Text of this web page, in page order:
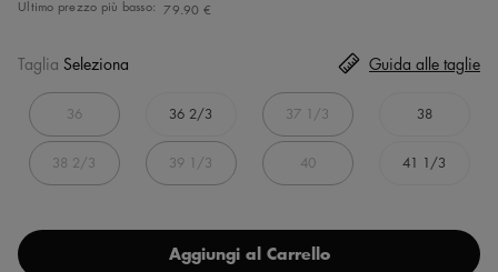
Ultimo prezzo più basso: 79.90 €
Taglia Seleziona
36 36 2/3 37 1/3 38
38 2/3 39 1/3 40 41 1/3
Guida alle taglie
Aggiungi al Carrello